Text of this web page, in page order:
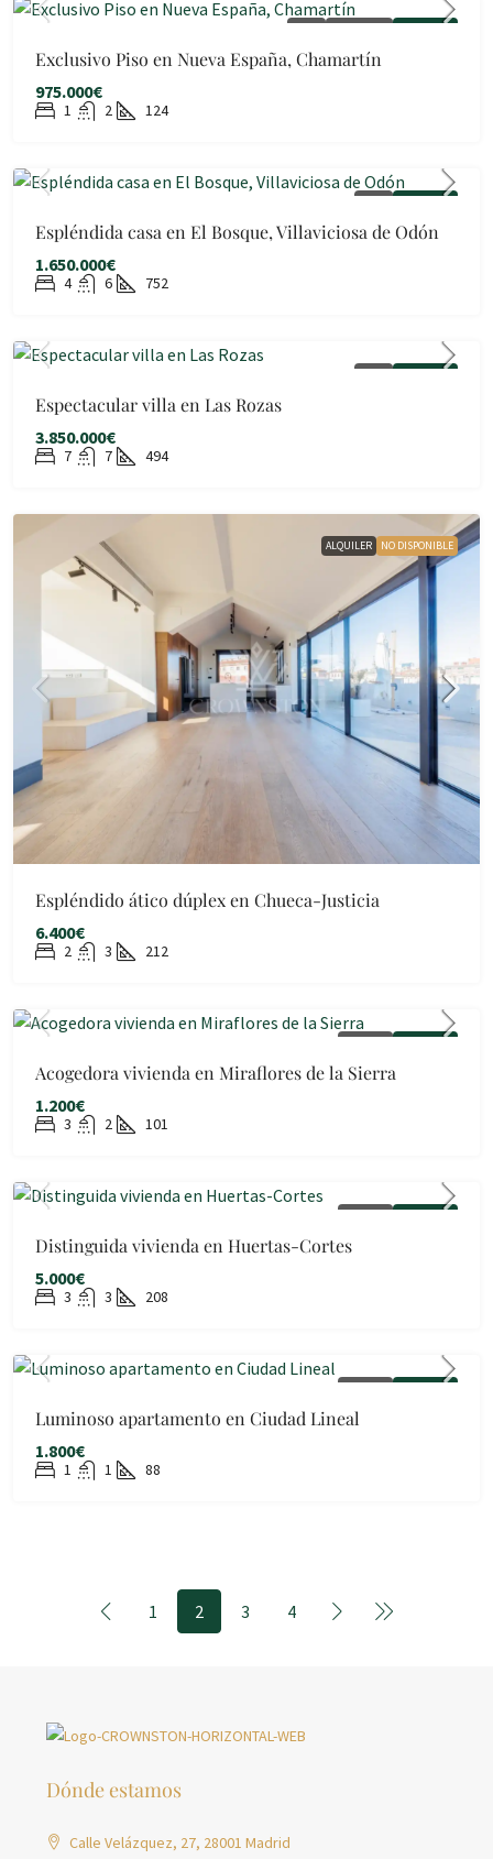
VENTA AMUEBLADO DISPONIBLE
Exclusivo Piso en Nueva España, Chamartín
975.000€
1 2 124
VENTA DISPONIBLE
Espléndida casa en El Bosque, Villaviciosa de Odón
1.650.000€
4 6 752
VENTA DISPONIBLE
Espectacular villa en Las Rozas
3.850.000€
7 7 494
ALQUILER NO DISPONIBLE
Espléndido ático dúplex en Chueca-Justicia
6.400€
2 3 212
ALQUILER DISPONIBLE
Acogedora vivienda en Miraflores de la Sierra
1.200€
3 2 101
ALQUILER DISPONIBLE
Distinguida vivienda en Huertas-Cortes
5.000€
3 3 208
ALQUILER DISPONIBLE
Luminoso apartamento en Ciudad Lineal
1.800€
1 1 88
1 2 3 4
Dónde estamos
Calle Velázquez, 27, 28001 Madrid